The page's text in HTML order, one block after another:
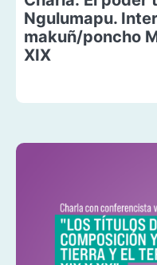
Ngulumapu.
makuñ/poncho
XIX